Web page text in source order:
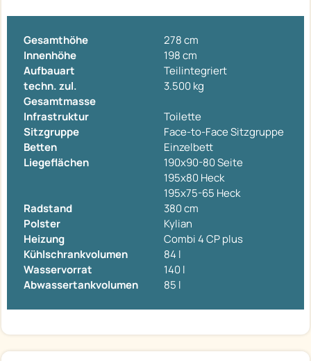
Gesamthöhe
278 cm
Innenhöhe
198 cm
Aufbauart
Teilintegriert
techn. zul.
Gesamtmasse
3.500 kg
Infrastruktur
Toilette
Sitzgruppe
Face-to-Face Sitzgruppe
Betten
Einzelbett
Liegeflächen
190x90-80 Seite
195x80 Heck
195x75-65 Heck
Radstand
380 cm
Polster
Kylian
Heizung
Combi 4 CP plus
Kühlschrankvolumen
84 l
Wasservorrat
140 l
Abwassertankvolumen
85 l